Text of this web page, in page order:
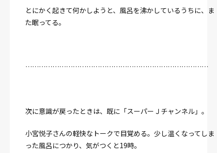
とにかく起きて何かしようと、風呂を沸かしているうちに、ま
た眠ってる。
………………………………………………………………………
次に意識が戻ったときは、既に「スーパーＪチャンネル」。
小宮悦子さんの軽快なトークで目覚める。少し温くなってしま
った風呂につかり、気がつくと19時。